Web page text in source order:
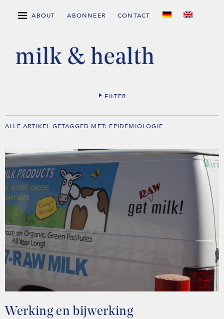
ABOUT ABONNEER CONTACT
FILTER
ALLE ARTIKEL GETAGGED MET: EPIDEMIOLOGIE
Werking en bijwerking